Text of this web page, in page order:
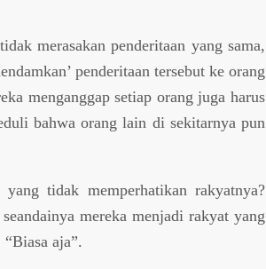
merasakan penderitaan yang sama,
penderitaan tersebut ke orang
menganggap setiap orang juga harus
bahwa orang lain di sekitarnya pun
tidak memperhatikan rakyatnya?
mereka menjadi rakyat yang
aja”.